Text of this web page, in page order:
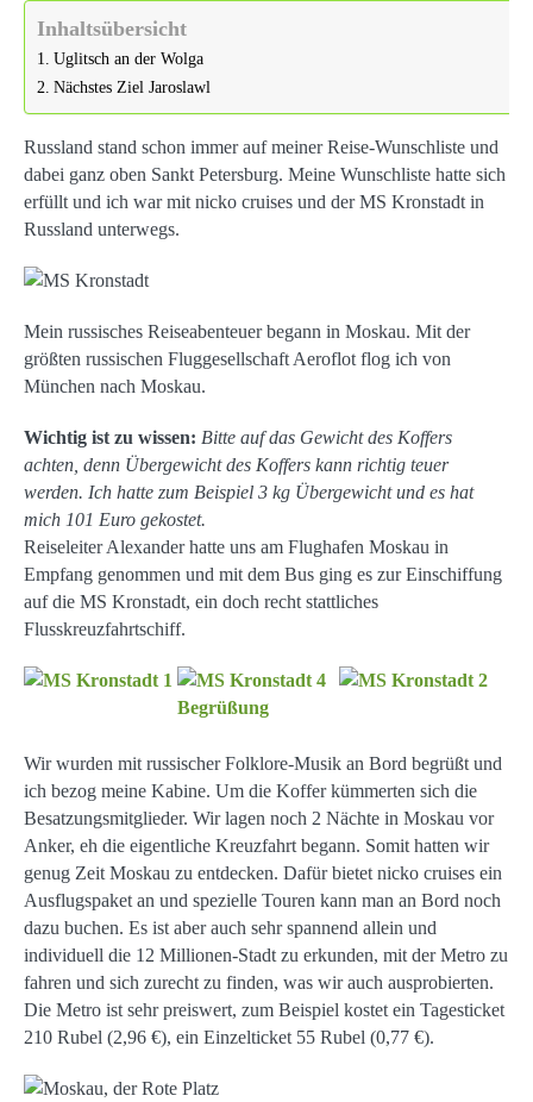
Inhaltsübersicht
Uglitsch an der Wolga
Nächstes Ziel Jaroslawl
Russland stand schon immer auf meiner Reise-Wunschliste und
dabei ganz oben Sankt Petersburg. Meine Wunschliste hatte sich
erfüllt und ich war mit nicko cruises und der MS Kronstadt in
Russland unterwegs.
Mein russisches Reiseabenteuer begann in Moskau. Mit der
größten russischen Fluggesellschaft Aeroflot flog ich von
München nach Moskau.
Wichtig ist zu wissen: Bitte auf das Gewicht des Koffers
achten, denn Übergewicht des Koffers kann richtig teuer
werden. Ich hatte zum Beispiel 3 kg Übergewicht und es hat
mich 101 Euro gekostet.
Reiseleiter Alexander hatte uns am Flughafen Moskau in
Empfang genommen und mit dem Bus ging es zur Einschiffung
auf die MS Kronstadt, ein doch recht stattliches
Flusskreuzfahrtschiff.
Wir wurden mit russischer Folklore-Musik an Bord begrüßt und
ich bezog meine Kabine. Um die Koffer kümmerten sich die
Besatzungsmitglieder. Wir lagen noch 2 Nächte in Moskau vor
Anker, eh die eigentliche Kreuzfahrt begann. Somit hatten wir
genug Zeit Moskau zu entdecken. Dafür bietet nicko cruises ein
Ausflugspaket an und spezielle Touren kann man an Bord noch
dazu buchen. Es ist aber auch sehr spannend allein und
individuell die 12 Millionen-Stadt zu erkunden, mit der Metro zu
fahren und sich zurecht zu finden, was wir auch ausprobierten.
Die Metro ist sehr preiswert, zum Beispiel kostet ein Tagesticket
210 Rubel (2,96 €), ein Einzelticket 55 Rubel (0,77 €).